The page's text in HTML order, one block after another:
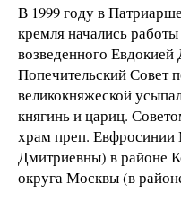
В 1999 году в
кремля начались
возведенного
Попечительский Совет
великокняжеской
княгинь и цариц.
храм преп. Евфросинии
Дмитриевны) в районе
округа Москвы (в